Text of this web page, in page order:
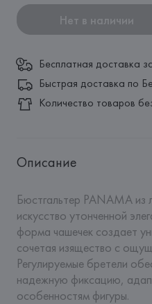
Нет в наличии
Бесплатная доставка
Быстрая доставка по
Количество товаров
Описание
Бюстгальтер PANAMA из
искусство утонченной
форма чашечек создает
сочетая изящество с
Регулируемые бретели
надежную фиксацию,
особенностям фигуры.